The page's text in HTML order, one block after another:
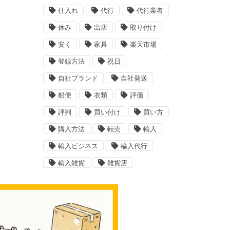
仕入れ 代行 代行業者
休み 出店 取り付け
安く 家具 楽天市場
登録方法 祝日
自社ブランド 自社発送
船便 衣類 評価
評判 買い付け 買い方
購入方法 転売 輸入
輸入ビジネス 輸入代行
輸入雑貨 雑貨店